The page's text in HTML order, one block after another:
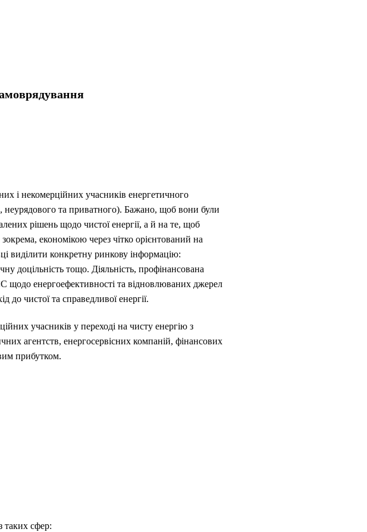
і некомерційних учасників енергетичного
неурядового та приватного). Бажано, щоб вони були
рішень щодо чистої енергії, а й на те, щоб
економікою через чітко орієнтований на
виділити конкретну ринкову інформацію:
доцільність тощо. Діяльність, профінансована
щодо енергоефективності та відновлюваних джерел
до чистої та справедливої енергії.
учасників у переході на чисту енергію з
агентств, енергосервісних компаній, фінансових
прибутком.
таких сфер: